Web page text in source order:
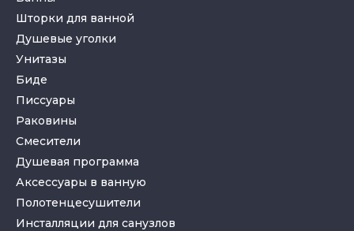
Шторки для ванной
Душевые уголки
Унитазы
Биде
Писсуары
Раковины
Смесители
Душевая программа
Аксессуары в ванную
Полотенцесушители
Инсталляции для санузлов